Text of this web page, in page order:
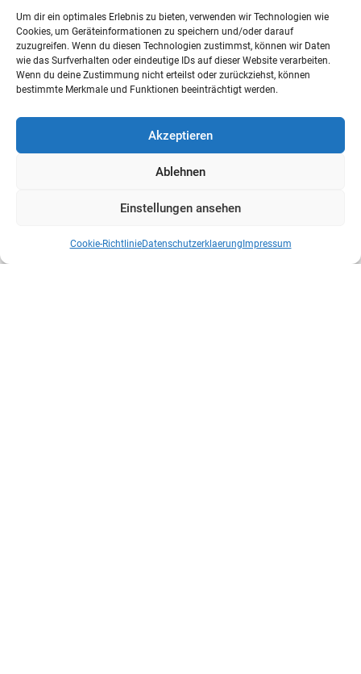
Um dir ein optimales Erlebnis zu bieten, verwenden wir Technologien wie
Cookies, um Geräteinformationen zu speichern und/oder darauf
zuzugreifen. Wenn du diesen Technologien zustimmst, können wir Daten
wie das Surfverhalten oder eindeutige IDs auf dieser Website verarbeiten.
Wenn du deine Zustimmung nicht erteilst oder zurückziehst, können
bestimmte Merkmale und Funktionen beeinträchtigt werden.
Akzeptieren
Ablehnen
Einstellungen ansehen
Cookie-RichtlinieDatenschutzerklaerung Impressum